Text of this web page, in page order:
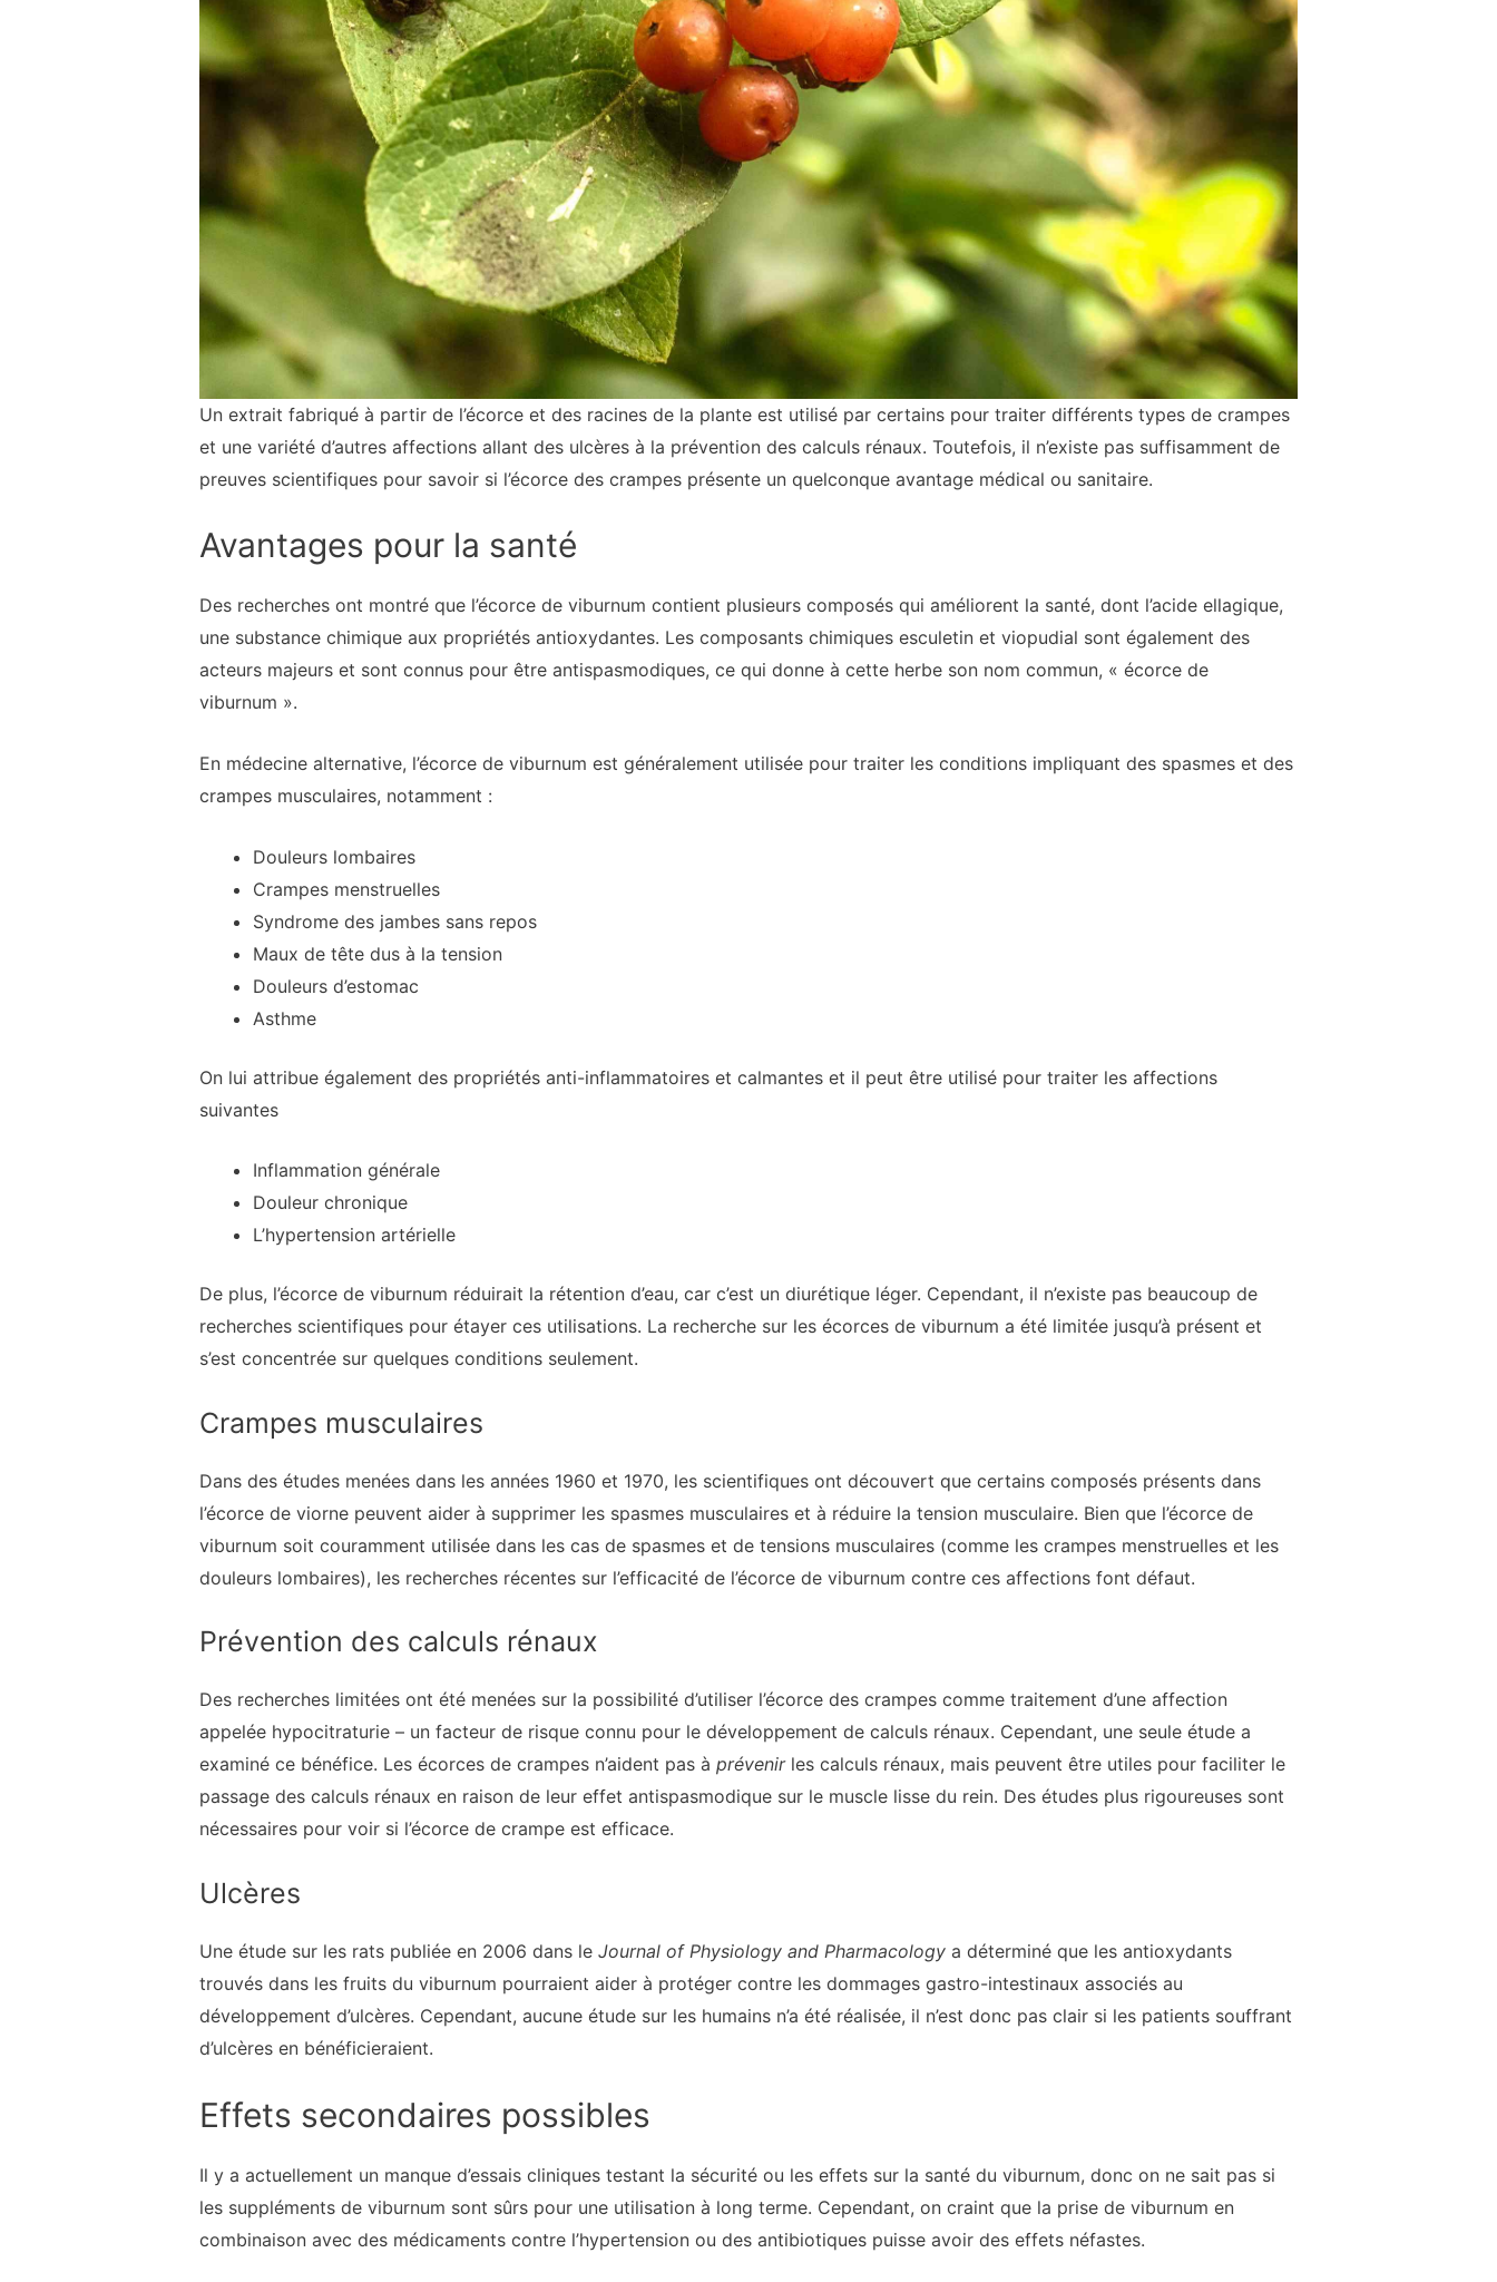
Un extrait fabriqué à partir de l’écorce et des racines de la plante est utilisé par certains pour traiter différents types de crampes
et une variété d’autres affections allant des ulcères à la prévention des calculs rénaux. Toutefois, il n’existe pas suffisamment de
preuves scientifiques pour savoir si l’écorce des crampes présente un quelconque avantage médical ou sanitaire.
Avantages pour la santé
Des recherches ont montré que l’écorce de viburnum contient plusieurs composés qui améliorent la santé, dont l’acide ellagique,
une substance chimique aux propriétés antioxydantes. Les composants chimiques esculetin et viopudial sont également des
acteurs majeurs et sont connus pour être antispasmodiques, ce qui donne à cette herbe son nom commun, « écorce de
viburnum ».
En médecine alternative, l’écorce de viburnum est généralement utilisée pour traiter les conditions impliquant des spasmes et des
crampes musculaires, notamment :
Douleurs lombaires
Crampes menstruelles
Syndrome des jambes sans repos
Maux de tête dus à la tension
Douleurs d’estomac
Asthme
On lui attribue également des propriétés anti-inflammatoires et calmantes et il peut être utilisé pour traiter les affections
suivantes
Inflammation générale
Douleur chronique
L’hypertension artérielle
De plus, l’écorce de viburnum réduirait la rétention d’eau, car c’est un diurétique léger. Cependant, il n’existe pas beaucoup de
recherches scientifiques pour étayer ces utilisations. La recherche sur les écorces de viburnum a été limitée jusqu’à présent et
s’est concentrée sur quelques conditions seulement.
Crampes musculaires
Dans des études menées dans les années 1960 et 1970, les scientifiques ont découvert que certains composés présents dans
l’écorce de viorne peuvent aider à supprimer les spasmes musculaires et à réduire la tension musculaire. Bien que l’écorce de
viburnum soit couramment utilisée dans les cas de spasmes et de tensions musculaires (comme les crampes menstruelles et les
douleurs lombaires), les recherches récentes sur l’efficacité de l’écorce de viburnum contre ces affections font défaut.
Prévention des calculs rénaux
Des recherches limitées ont été menées sur la possibilité d’utiliser l’écorce des crampes comme traitement d’une affection
appelée hypocitraturie – un facteur de risque connu pour le développement de calculs rénaux. Cependant, une seule étude a
examiné ce bénéfice. Les écorces de crampes n’aident pas à prévenirles calculs rénaux, mais peuvent être utiles pour faciliter le
passage des calculs rénaux en raison de leur effet antispasmodique sur le muscle lisse du rein. Des études plus rigoureuses sont
nécessaires pour voir si l’écorce de crampe est efficace.
Ulcères
Une étude sur les rats publiée en 2006 dans le Journal of Physiology and Pharmacologya déterminé que les antioxydants
trouvés dans les fruits du viburnum pourraient aider à protéger contre les dommages gastro-intestinaux associés au
développement d’ulcères. Cependant, aucune étude sur les humains n’a été réalisée, il n’est donc pas clair si les patients souffrant
d’ulcères en bénéficieraient.
Effets secondaires possibles
Il y a actuellement un manque d’essais cliniques testant la sécurité ou les effets sur la santé du viburnum, donc on ne sait pas si
les suppléments de viburnum sont sûrs pour une utilisation à long terme. Cependant, on craint que la prise de viburnum en
combinaison avec des médicaments contre l’hypertension ou des antibiotiques puisse avoir des effets néfastes.